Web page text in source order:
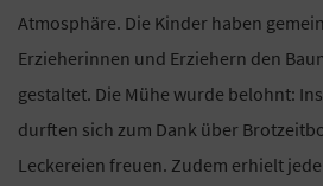
Atmosphäre. Die Kinder haben
Erzieherinnen und Erziehern den
gestaltet. Die Mühe wurde belohnt:
durften sich zum Dank über
Leckereien freuen. Zudem erhielt